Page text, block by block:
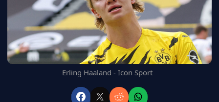
REAL MADRID
FC BARCELONE
MANCHESTER UNITED
CHELSEA
ARSENAL
BAYERN
L'AVIS DE LA RÉDAC'Erling Haaland - Icon Sport